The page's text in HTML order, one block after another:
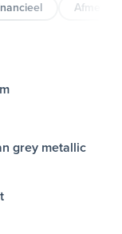
grey metallic